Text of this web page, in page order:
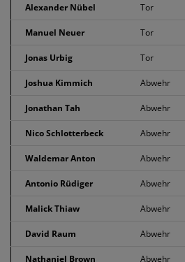
Alexander Nübel Tor
Manuel Neuer Tor
Jonas Urbig Tor
Joshua Kimmich Abwehr
Jonathan Tah Abwehr
Nico Schlotterbeck Abwehr
Waldemar Anton Abwehr
Antonio Rüdiger Abwehr
Malick Thiaw Abwehr
David Raum Abwehr
Nathaniel Brown Abwehr